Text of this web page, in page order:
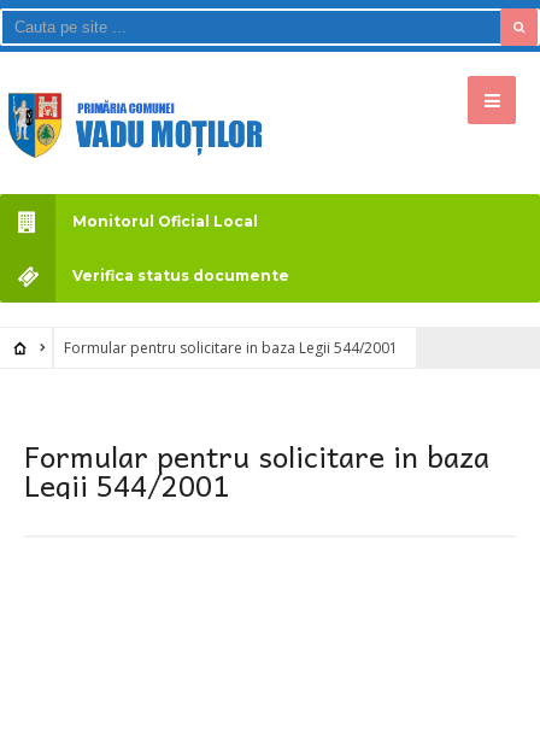
Monitorul Oficial Local
Verifica status documente
Formular pentru solicitare in baza Legii 544/2001
Formular pentru solicitare in baza
Legii 544/2001